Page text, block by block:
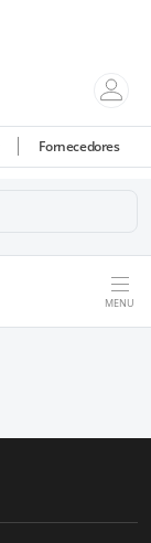
Fornecedores
MENU